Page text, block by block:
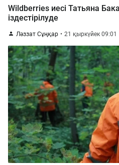
Wildberries иесі Татьяна
іздестірілуде
Ләззат Сұңқар 21 қыркүйек 09:01